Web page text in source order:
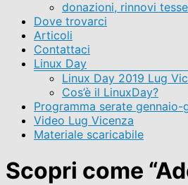
donazioni, rinnovi
Dove trovarci
Articoli
Contattaci
Linux Day
Linux Day 2019 Lug
Cos’è il LinuxDay?
Programma serate
Video Lug Vicenza
Materiale scaricabile
Scopri come